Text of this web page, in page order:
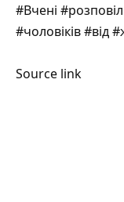
#Вчені
#чоловіків #від
Source link